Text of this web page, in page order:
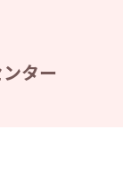
ター